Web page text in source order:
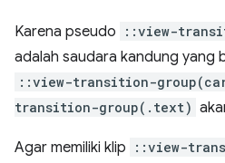
Karena pseudo ::view-
adalah saudara kandung yang
::view-transition-
transition-group(.text)
Agar memiliki klip
::view-